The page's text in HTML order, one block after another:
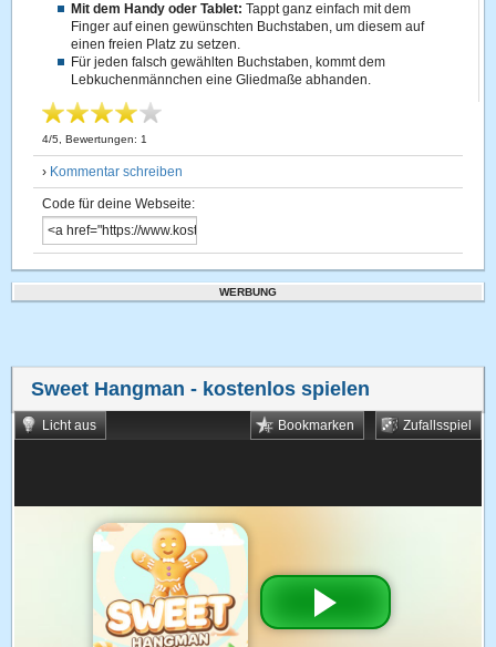
Mit dem Handy oder Tablet:Tappt ganz einfach mit dem
Finger auf einen gewünschten Buchstaben, um diesem auf
einen freien Platz zu setzen.
Für jeden falsch gewählten Buchstaben, kommt dem
Lebkuchenmännchen eine Gliedmaße abhanden.
4/5 , Bewertungen: 1
› Kommentar schreiben
Code für deine Webseite:
WERBUNG
Sweet Hangman - kostenlos spielen
Licht aus Zufallsspiel
Bookmarken